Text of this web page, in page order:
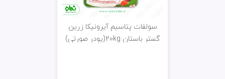
سولفات پتاسیم آیرونیکا زرین
گستر باستان 20kg(پودر صورتی)